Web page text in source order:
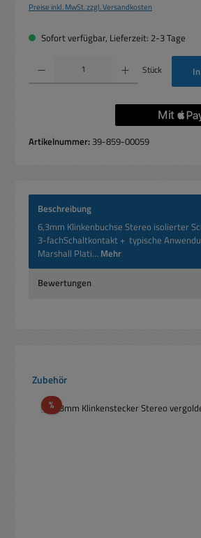
Preise inkl. MwSt. zzgl. Versandkosten
Sofort verfügbar, Lieferzeit: 2-3 Tage
Produkt Anzahl: Gib den gewünschten Wert ein
Stück
Artikelnummer: 39-859-00059
Beschreibung
6,3mm Klinkenbuchse Stereo isolierter
3-fachSchaltkontakt + typische
Marshall Plati… Mehr
Bewertungen
Produktgalerie überspringen
Zubehör
%Rabatt